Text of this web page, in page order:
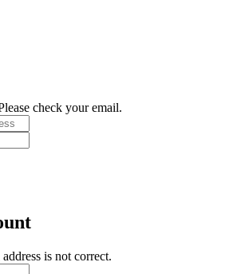
check your email.
is not correct.